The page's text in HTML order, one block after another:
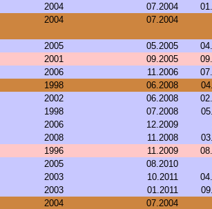
2004 07.2004
2004
07.2004
2005 05.2005
2001 09.2005
2006 11.2006
1998 06.2008
2002 06.2008
1998 07.2008
2006 12.2009
2008 11.2008
1996 11.2009
2005 08.2010
2003 10.2011
2003 01.2011
2004
07.2004